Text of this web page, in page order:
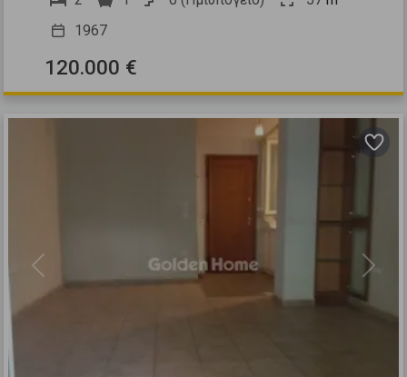
1967
120.000 €
Previous Next